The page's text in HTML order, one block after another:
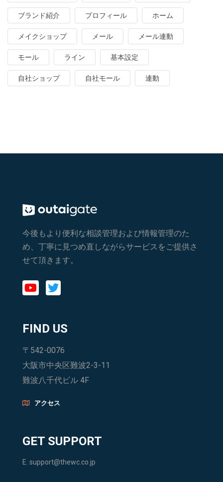
ブランド紹介 プロフィール ホーム
メイクショップ メール メール連動
モール ライン 基本設定
自社ショップ 自社モール 連動
今後もより便利な相談管理および情報管理のた
め、丁寧に見つめ直しながらサービスをご提供さ
せて頂きます。
FIND US
〒542-0076
大阪市中央区難波2-3-11
難波八千代ビル 4F
アクセス
GET SUPPORT
E. support@thewc.co.jp